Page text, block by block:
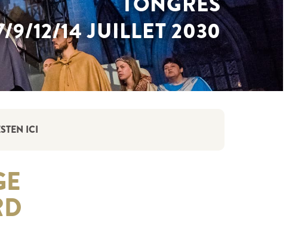
9/12/14 JUILLET 2030
ICI